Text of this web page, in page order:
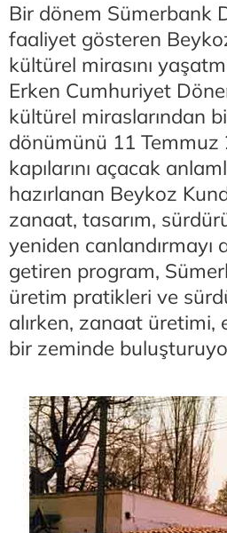
Bir dönem Sümerbank
faaliyet gösteren
kültürel mirasını
Erken Cumhuriyet
kültürel miraslarından
dönümünü 11 Temmuz
kapılarını açacak
hazırlanan Beykoz
zanaat, tasarım,
yeniden canlandırmayı
getiren program,
üretim pratikleri ve
alırken, zanaat üretimi,
bir zeminde